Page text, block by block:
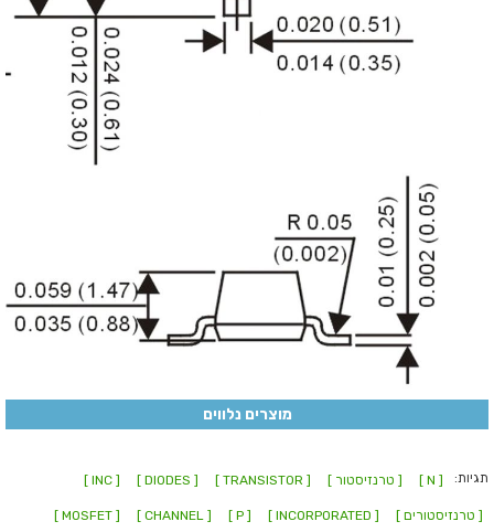
מוצרים נלווים
תגיות: [ N ] [ טרנזיסטור ] [ TRANSISTOR ]
[ DIODES ]
[ INC ]
[ טרנזיסטורים ] [ INCORPORATED ]
[ P ]
[ CHANNEL ]
[ MOSFET ]